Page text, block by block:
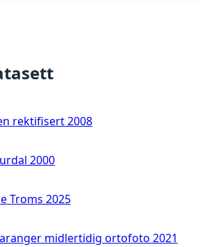
rektifisert 2008
2000
Troms 2025
midlertidig ortofoto 2021